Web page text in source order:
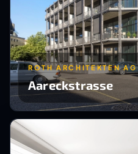
ROTH ARCHITEKTEN AG
Aareckstrasse